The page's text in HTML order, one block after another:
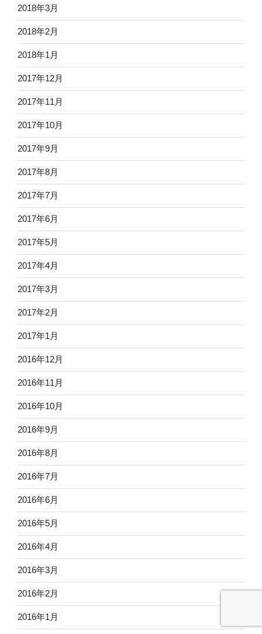
2018年3月
2018年2月
2018年1月
2017年12月
2017年11月
2017年10月
2017年9月
2017年8月
2017年7月
2017年6月
2017年5月
2017年4月
2017年3月
2017年2月
2017年1月
2016年12月
2016年11月
2016年10月
2016年9月
2016年8月
2016年7月
2016年6月
2016年5月
2016年4月
2016年3月
2016年2月
2016年1月